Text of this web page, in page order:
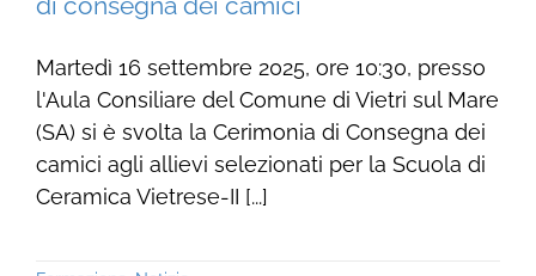
Martedì 16 settembre 2025, ore 10:30, presso
l'Aula Consiliare del Comune di Vietri sul Mare
(SA) si è svolta la Cerimonia di Consegna dei
camici agli allievi selezionati per la Scuola di
Ceramica Vietrese-II [...]